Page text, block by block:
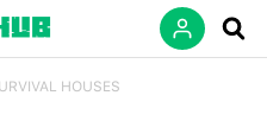
HOUSES